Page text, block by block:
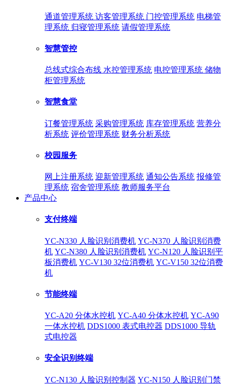
通道管理系统 访客管理系统 门控管理系统 电梯管
理系统 归寝管理系统 请假管理系统
智慧管控
总线式综合布线 水控管理系统 电控管理系统 储物
柜管理系统
智慧食堂
订餐管理系统 采购管理系统 库存管理系统 营养分
析系统 评价管理系统 财务分析系统
校园服务
网上注册系统 迎新管理系统 通知公告系统 报修管
理系统 宿舍管理系统 教师服务平台
产品中心
支付终端
YC-N330 人脸识别消费机 YC-N370 人脸识别消费
机 YC-N380 人脸识别消费机 YC-N120 人脸识别平
板消费机 YC-V130 32位消费机 YC-V150 32位消费
机
节能终端
YC-A20 分体水控机 YC-A40 分体水控机 YC-A90
一体水控机 DDS1000 表式电控器 DDS1000 导轨
式电控器
安全识别终端
YC-N130 人脸识别控制器 YC-N150 人脸识别门禁